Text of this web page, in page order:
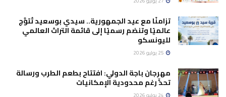
تزامنًا مع عيد الجمهورية.. سيدي بوسعيد تُتوَّج
عالميًا وتنضم رسميًا إلى قائمة التراث العالمي
لليونسكو
مهرجان باجة الدولي: افتتاح بطعم الطرب ورسالة
تحدٍّ رغم محدودية الإمكانيات